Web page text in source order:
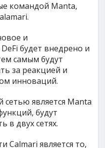
командой Manta,
и
будет внедрено и
самым будут
за реакцией и
инноваций.
сетью является Manta
будут
в двух сетях.
Calmari является то,